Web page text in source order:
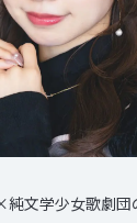
文学少女歌劇団